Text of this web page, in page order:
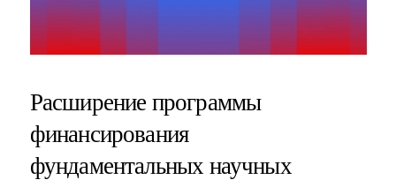
Расширение программы
финансирования
фундаментальных научных